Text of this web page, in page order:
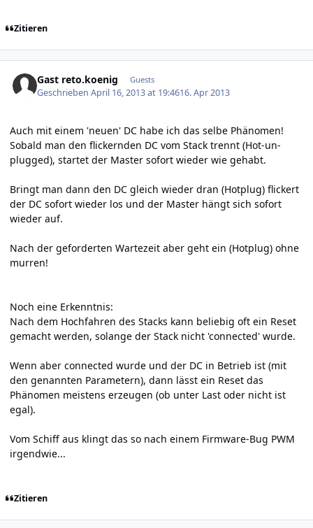
Zitieren
Gast reto.koenig Guests
GeschriebenApril 16, 2013 at 19:4616. Apr 2013
Auch mit einem 'neuen' DC habe ich das selbe Phänomen!
Sobald man den flickernden DC vom Stack trennt (Hot-un-
plugged), startet der Master sofort wieder wie gehabt.
Bringt man dann den DC gleich wieder dran (Hotplug) flickert
der DC sofort wieder los und der Master hängt sich sofort
wieder auf.
Nach der geforderten Wartezeit aber geht ein (Hotplug) ohne
murren!
Noch eine Erkenntnis:
Nach dem Hochfahren des Stacks kann beliebig oft ein Reset
gemacht werden, solange der Stack nicht 'connected' wurde.
Wenn aber connected wurde und der DC in Betrieb ist (mit
den genannten Parametern), dann lässt ein Reset das
Phänomen meistens erzeugen (ob unter Last oder nicht ist
egal).
Vom Schiff aus klingt das so nach einem Firmware-Bug PWM
irgendwie...
Zitieren